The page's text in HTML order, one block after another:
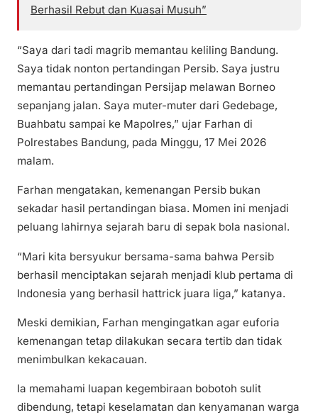
Berhasil Rebut dan Kuasai Musuh”
“Saya dari tadi magrib memantau keliling Bandung.
Saya tidak nonton pertandingan Persib. Saya justru
memantau pertandingan Persijap melawan Borneo
sepanjang jalan. Saya muter-muter dari Gedebage,
Buahbatu sampai ke Mapolres,” ujar Farhan di
Polrestabes Bandung, pada Minggu, 17 Mei 2026
malam.
Farhan mengatakan, kemenangan Persib bukan
sekadar hasil pertandingan biasa. Momen ini menjadi
peluang lahirnya sejarah baru di sepak bola nasional.
“Mari kita bersyukur bersama-sama bahwa Persib
berhasil menciptakan sejarah menjadi klub pertama di
Indonesia yang berhasil hattrick juara liga,” katanya.
Meski demikian, Farhan mengingatkan agar euforia
kemenangan tetap dilakukan secara tertib dan tidak
menimbulkan kekacauan.
Ia memahami luapan kegembiraan bobotoh sulit
dibendung, tetapi keselamatan dan kenyamanan warga